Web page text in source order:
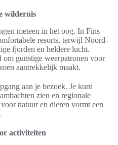
wildernis
meteen in het oog. In Fins
resorts, terwijl Noord-
fjorden en heldere lucht.
gunstige weerpatronen voor
aantrekkelijk maakt.
aan je bezoek. Je kunt
zien en regionale
natuur en dieren vormt een
activiteiten